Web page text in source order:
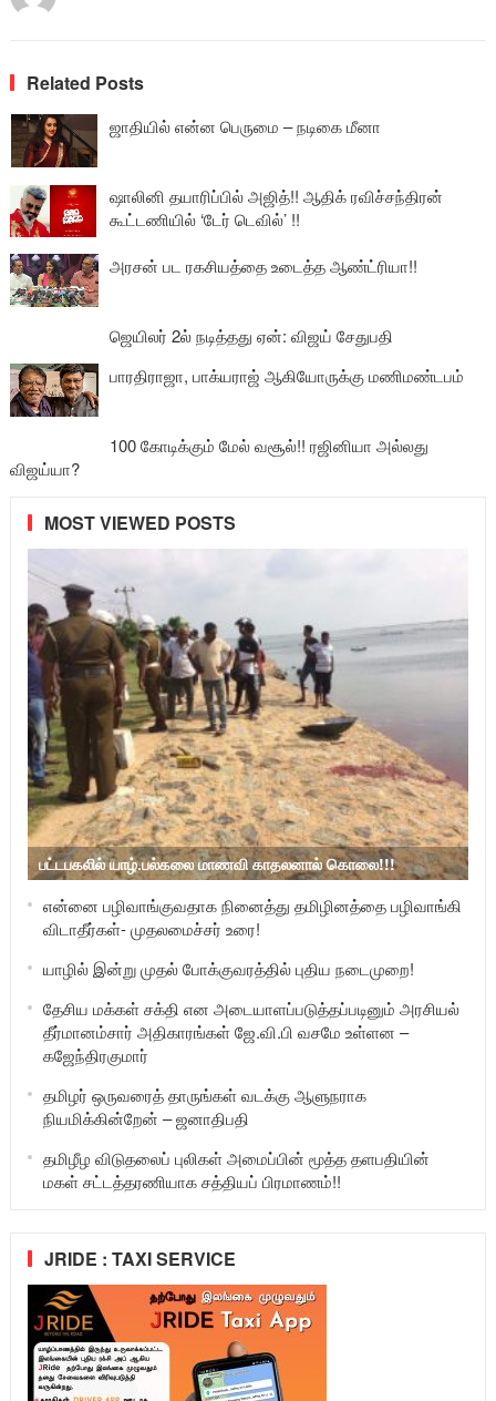
Related Posts
ஜாதியில் என்ன பெருமை – நடிகை மீனா
ஷாலினி தயாரிப்பில் அஜித்!! ஆதிக் ரவிச்சந்திரன்
கூட்டணியில் ‘டேர் டெவில்’ !!
அரசன் பட ரகசியத்தை உடைத்த ஆண்ட்ரியா!!
ஜெயிலர் 2ல் நடித்தது ஏன்: விஜய் சேதுபதி
பாரதிராஜா, பாக்யராஜ் ஆகியோருக்கு மணிமண்டபம்
100 கோடிக்கும் மேல் வசூல்!! ரஜினியா அல்லது
விஜய்யா?
MOST VIEWED POSTS
பட்டபகலில் யாழ்.பல்கலை மாணவி காதலனால் கொலை!!!
என்னை பழிவாங்குவதாக நினைத்து தமிழினத்தை பழிவாங்கி
விடாதீர்கள்- முதலமைச்சர் உரை!
யாழில் இன்று முதல் போக்குவரத்தில் புதிய நடைமுறை!
தேசிய மக்கள் சக்தி என அடையாளப்படுத்தப்படினும் அரசியல்
தீர்மானம்சார் அதிகாரங்கள் ஜே.வி.பி வசமே உள்ளன –
கஜேந்திரகுமார்
தமிழர் ஒருவரைத் தாருங்கள் வடக்கு ஆளுநராக
நியமிக்கின்றேன் – ஜனாதிபதி
தமிழீழ விடுதலைப் புலிகள் அமைப்பின் மூத்த தளபதியின்
மகள் சட்டத்தரணியாக சத்தியப் பிரமாணம்!!
JRIDE : TAXI SERVICE